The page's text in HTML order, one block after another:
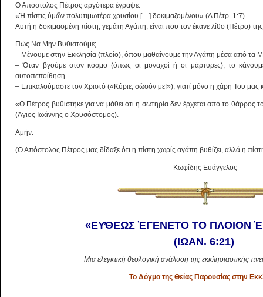
Ο Απόστολος Πέτρος αργότερα έγραψε:
«Ἡ πίστις ὑμῶν πολυτιμωτέρα χρυσίου […] δοκιμαζομένου» (Α Πέτρ. 1:7).
Αυτή η δοκιμασμένη πίστη, γεμάτη Αγάπη, είναι που τον έκανε λίθο (Πέτρο)
Πώς Να Μην Βυθιστούμε;
– Μένουμε στην Εκκλησία (πλοίο), όπου μαθαίνουμε την Αγάπη μέσα από τα
– Όταν βγούμε στον κόσμο (όπως οι μοναχοί ή οι μάρτυρες), το
αυτοπεποίθηση.
– Επικαλούμαστε τον Χριστό («Κύριε, σῶσόν με!»), γιατί μόνο η χάρη Του μας
«Ο Πέτρος βυθίστηκε για να μάθει ότι η σωτηρία δεν έρχεται από το θάρρος
(Άγιος Ιωάννης ο Χρυσόστομος).
Αμήν.
(Ο Απόστολος Πέτρος μας δίδαξε ότι η πίστη χωρίς αγάπη βυθίζει, αλλά η
Κωφίδης Ευάγγελος
«ΕΥ̓ΘΕΩΣ ἘΓΕΝΕΤΟ ΤΟ ΠΛΟΙΟΝ
(ΙΩΑΝ. 6:21)
Μια ελεγκτική θεολογική ανάλυση της εκκλησιαστικής
Το Δόγμα της Θείας Παρουσίας στην